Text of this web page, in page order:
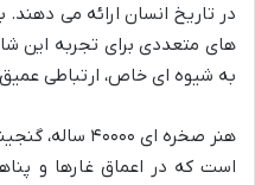
در تاریخ انسان ارائه می
های متعددی برای تجربه این
به شیوه ای خاص، ارتباطی عمیق
هنر صخره ای
است که در اعماق غارها و